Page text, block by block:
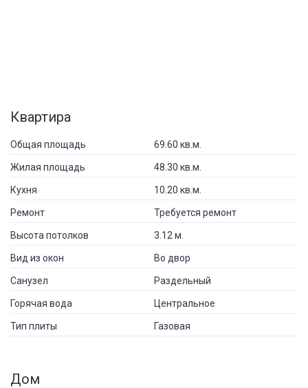
Квартира
Общая площадь 69.60 кв.м.
Жилая площадь 48.30 кв.м.
Кухня 10.20 кв.м.
Ремонт Требуется ремонт
Высота потолков 3.12 м.
Вид из окон Во двор
Санузел Раздельный
Горячая вода Центральное
Тип плиты Газовая
Дом